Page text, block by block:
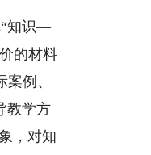
“知识—
的材料
例、
教学方
，对知